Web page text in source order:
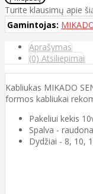
Turite klausimų apie
Gamintojas:
Aprašymas
(0) Atsiliepimai
Kabliukas MIKADO
formos kabliukai
Pakeliui kekis
Spalva - raudona
Dydžiai - 8, 10,